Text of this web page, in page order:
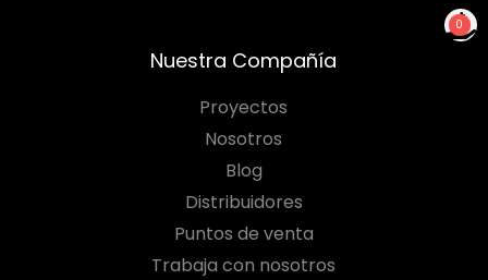
0
NO TIENES PRODUCTOS
PARA COTIZAR
Nuestra Compañía
Proyectos
Nosotros
Blog
Distribuidores
Puntos de venta
Trabaja con nosotros